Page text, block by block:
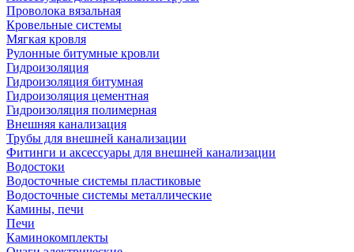
Проволока вязальная
Кровельные системы
Мягкая кровля
Рулонные битумные кровли
Гидроизоляция
Гидроизоляция битумная
Гидроизоляция цементная
Гидроизоляция полимерная
Внешняя канализация
Трубы для внешней канализации
Фитинги и аксессуары для внешней канализации
Водостоки
Водосточные системы пластиковые
Водосточные системы металлические
Камины, печи
Печи
Каминокомплекты